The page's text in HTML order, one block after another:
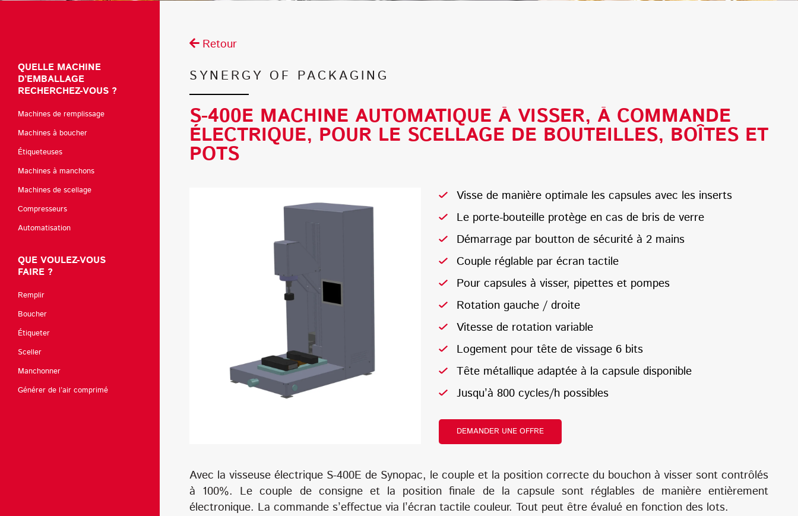
QUELLE MACHINE
D’EMBALLAGE
RECHERCHEZ-VOUS ?
Machines de remplissage
Machines à boucher
Étiqueteuses
Machines à manchons
Machines de scellage
Compresseurs
Automatisation
QUE VOULEZ-VOUS
FAIRE ?
Remplir
Boucher
Étiqueter
Sceller
Manchonner
Générer de l’air comprimé
Retour
SYNERGY OF PACKAGING
S-400E MACHINE AUTOMATIQUE À VISSER, À COMMANDE
ÉLECTRIQUE, POUR LE SCELLAGE DE BOUTEILLES, BOÎTES ET
POTS
Visse de manière optimale les capsules avec les inserts
Le porte-bouteille protège en cas de bris de verre
Démarrage par boutton de sécurité à 2 mains
Couple réglable par écran tactile
Pour capsules à visser, pipettes et pompes
Rotation gauche / droite
Vitesse de rotation variable
Logement pour tête de vissage 6 bits
Tête métallique adaptée à la capsule disponible
Jusqu’à 800 cycles/h possibles
DEMANDER UNE OFFRE
Avec la visseuse électrique S-400E de Synopac, le couple et la position correcte du bouchon à visser sont contrôlés
à 100%. Le couple de consigne et la position finale de la capsule sont réglables de manière entièrement
électronique. La commande s’effectue via l’écran tactile couleur. Tout peut être évalué en fonction des lots.